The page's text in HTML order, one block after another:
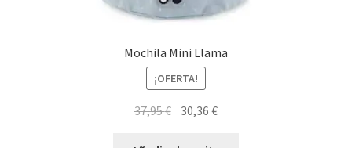
Mochila Mini Llama
¡OFERTA!
37,95€ El30,36€El